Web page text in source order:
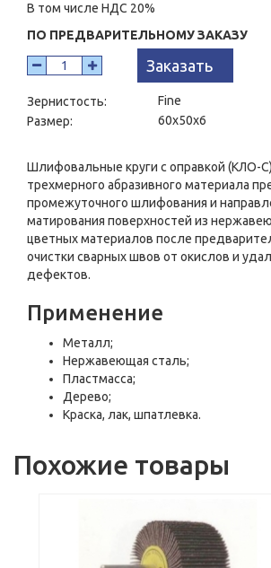
В том числе НДС 20%
ПО ПРЕДВАРИТЕЛЬНОМУ ЗАКАЗУ
Заказать
Зернистость:
Fine
Размер:
60x50x6
Шлифовальные круги с оправкой (КЛО-
трехмерного абразивного материала
промежуточного шлифования и
матирования поверхностей из
цветных материалов после
очистки сварных швов от окислов и
дефектов.
Применение
Металл;
Нержавеющая сталь;
Пластмасса;
Дерево;
Краска, лак, шпатлевка.
Похожие товары